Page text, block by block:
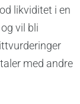
likviditet i en
vil bli
med andre